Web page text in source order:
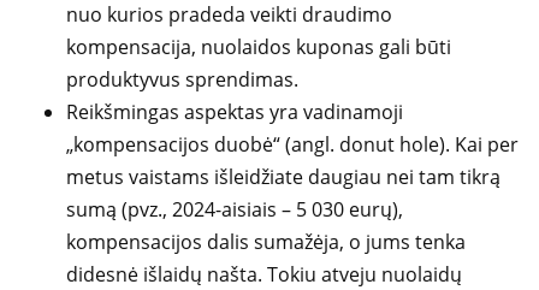
nuo kurios pradeda veikti draudimo
kompensacija, nuolaidos kuponas gali būti
produktyvus sprendimas.
Reikšmingas aspektas yra vadinamoji
„kompensacijos duobė“ (angl. donut hole). Kai per
metus vaistams išleidžiate daugiau nei tam tikrą
sumą (pvz., 2024-aisiais – 5 030 eurų),
kompensacijos dalis sumažėja, o jums tenka
didesnė išlaidų našta. Tokiu atveju nuolaidų